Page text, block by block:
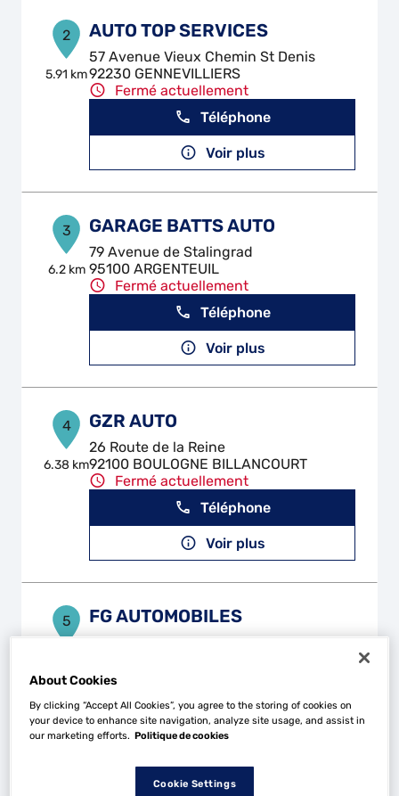
2
5.91 km
AUTO TOP SERVICES
57 Avenue Vieux Chemin St Denis
92230 GENNEVILLIERS
Fermé actuellement
Téléphone
Voir plus
3
6.2 km
GARAGE BATTS AUTO
79 Avenue de Stalingrad
95100 ARGENTEUIL
Fermé actuellement
Téléphone
Voir plus
4
6.38 km
GZR AUTO
26 Route de la Reine
92100 BOULOGNE BILLANCOURT
Fermé actuellement
Téléphone
Voir plus
5 FG AUTOMOBILES
12 Rue des Petits Champs
Fermé actuellement
Téléphone
Voir plus
About Cookies
By clicking “Accept All Cookies”, you agree to the storing of cookies on
your device to enhance site navigation, analyze site usage, and assist in
our marketing efforts. Politique de cookies
Cookie Settings